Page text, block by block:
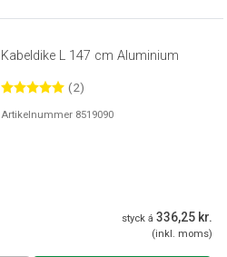
Kabeldike L 147 cm Aluminium
(2)
Artikelnummer 8519090
styck á 336,25 kr.
(inkl. moms)